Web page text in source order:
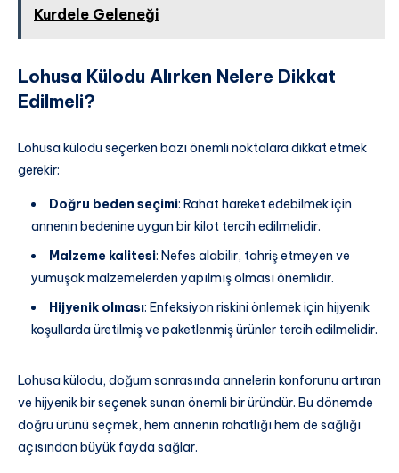
Kurdele Geleneği
Lohusa Külodu Alırken Nelere Dikkat
Edilmeli?
Lohusa külodu seçerken bazı önemli noktalara dikkat etmek
gerekir:
Doğru beden seçimi: Rahat hareket edebilmek için
annenin bedenine uygun bir kilot tercih edilmelidir.
Malzeme kalitesi: Nefes alabilir, tahriş etmeyen ve
yumuşak malzemelerden yapılmış olması önemlidir.
Hijyenik olması: Enfeksiyon riskini önlemek için hijyenik
koşullarda üretilmiş ve paketlenmiş ürünler tercih edilmelidir.
Lohusa külodu, doğum sonrasında annelerin konforunu artıran
ve hijyenik bir seçenek sunan önemli bir üründür. Bu dönemde
doğru ürünü seçmek, hem annenin rahatlığı hem de sağlığı
açısından büyük fayda sağlar.